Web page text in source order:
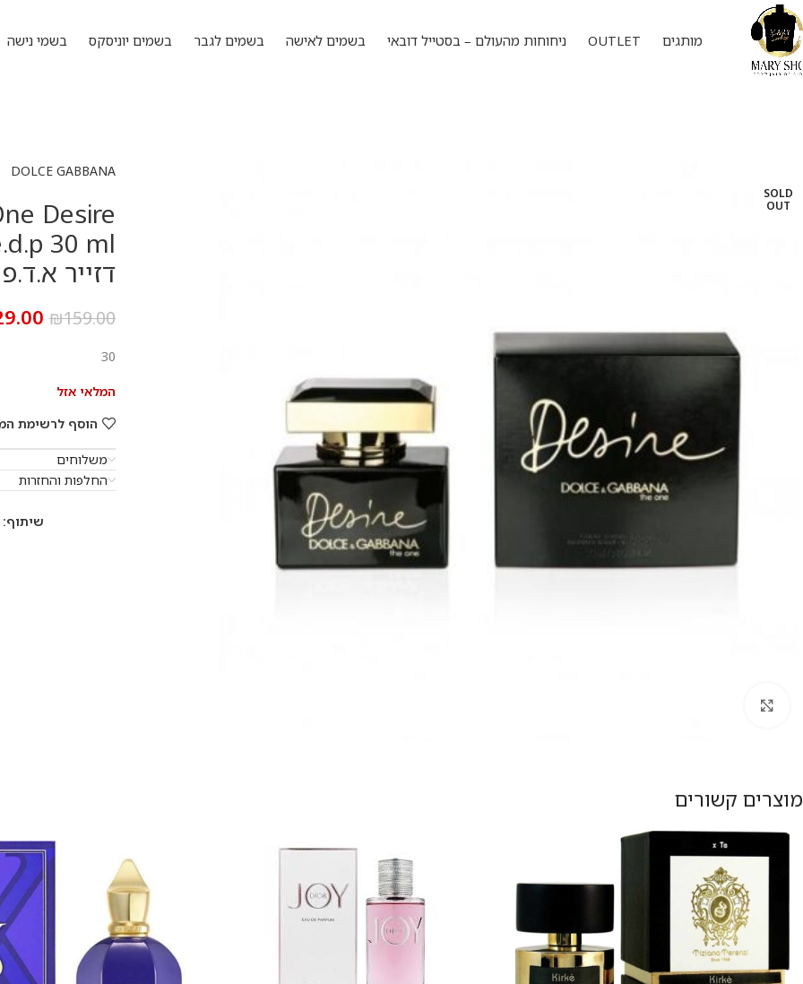
מותגים OUTLET ניחוחות מהעולם – בסטייל דובאי בשמים לאישה בשמים לגבר בשמים יוניסקס בשמי נישה
SOLD
OUT
DOLCE GABBANA
Desire
דזייר א.ד.פ 30
₪159.00
30
המלאי אזל
הוסף לרשימת
משלוחים
החלפות והחזרות
שיתוף:
מוצרים קשורים